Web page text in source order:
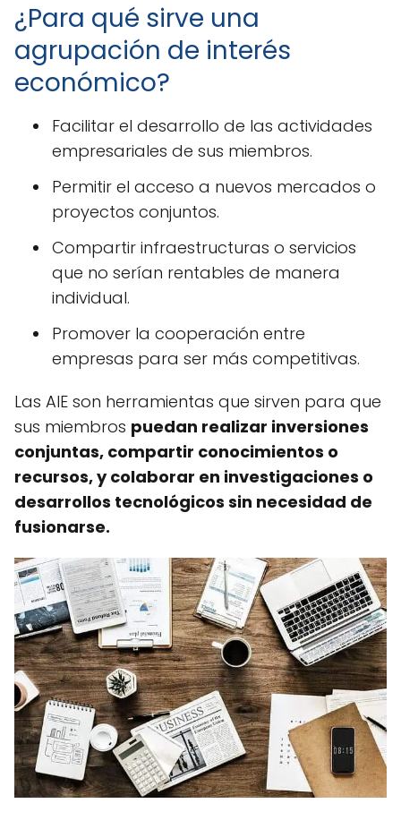
¿Para qué sirve una
agrupación de interés
económico?
Facilitar el desarrollo de las actividades
empresariales de sus miembros.
Permitir el acceso a nuevos mercados o
proyectos conjuntos.
Compartir infraestructuras o servicios
que no serían rentables de manera
individual.
Promover la cooperación entre
empresas para ser más competitivas.
Las AIE son herramientas que sirven para que
sus miembros puedan realizar inversiones
conjuntas, compartir conocimientos o
recursos, y colaborar en investigaciones o
desarrollos tecnológicos sin necesidad de
fusionarse.